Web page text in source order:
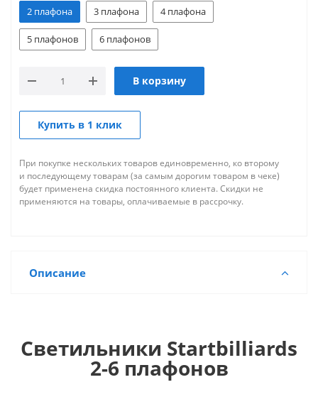
2 плафона
3 плафона 4 плафона
5 плафонов 6 плафонов
В корзину
Купить в 1 клик
При покупке нескольких товаров единовременно, ко второму
и последующему товарам (за самым дорогим товаром в чеке)
будет применена скидка постоянного клиента. Скидки не
применяются на товары, оплачиваемые в рассрочку.
Описание
Светильники Startbilliards
2-6 плафонов